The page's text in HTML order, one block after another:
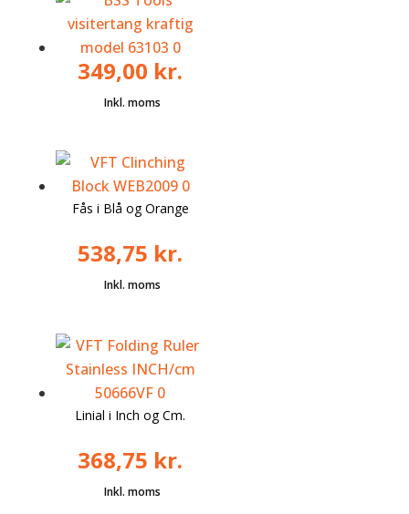
349,00 kr.
Fås i Blå og Orange
538,75 kr.
Linial i Inch og Cm.
368,75 kr.